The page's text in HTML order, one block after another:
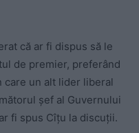
că ar fi dispus să le
de premier, preferând
care un alt lider liberal
șef al Guvernului
fi spus Cîțu la discuții.